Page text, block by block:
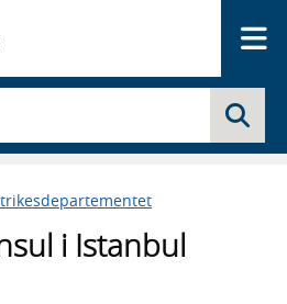
i Istanbul